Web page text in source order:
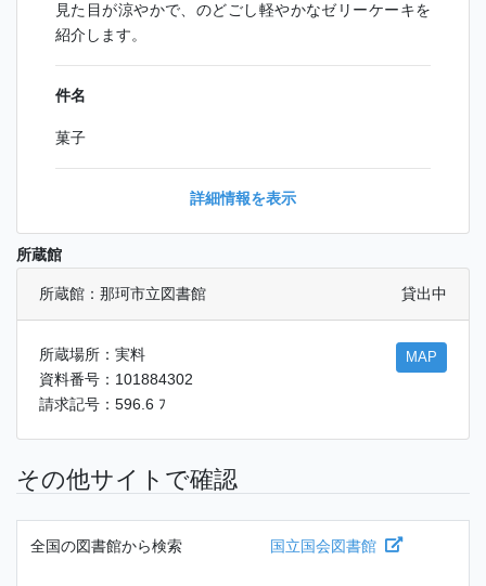
見た目が涼やかで、のどごし軽やかなゼリーケーキを
紹介します。
件名
菓子
詳細情報を表示
所蔵館
所蔵館：那珂市立図書館 貸出中
所蔵場所：実料
資料番号：101884302
請求記号：596.6 ﾌ
MAP
その他サイトで確認
全国の図書館から検索 国立国会図書館